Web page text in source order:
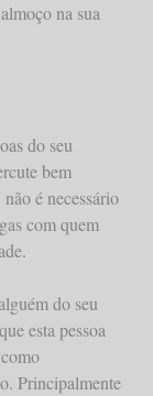
na sua
do seu
bem
é necessário
com quem
do seu
esta pessoa
Principalmente